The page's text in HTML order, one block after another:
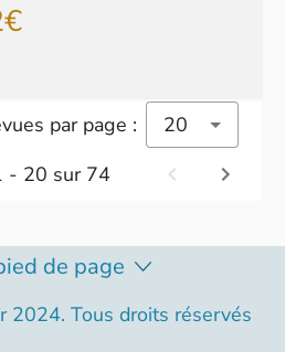
par page :
20
- 20 sur 74
de page
2024. Tous droits réservés